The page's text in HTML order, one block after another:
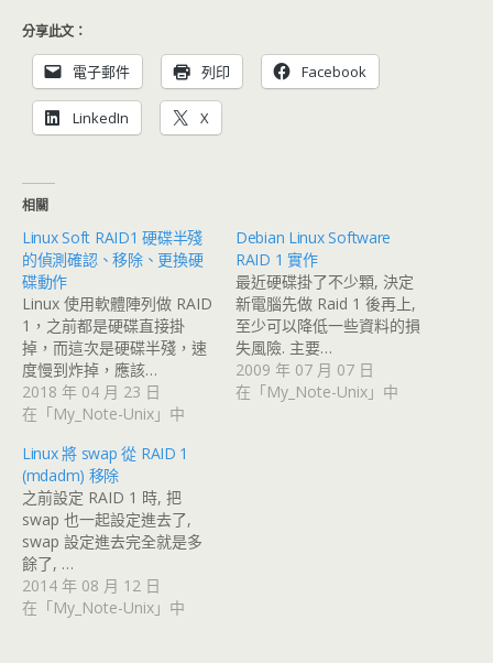
分享此文：
電子郵件 列印 Facebook
LinkedIn X
相關
Linux Soft RAID1 硬碟半殘
的偵測確認、移除、更換硬
碟動作
Linux 使用軟體陣列做 RAID
1，之前都是硬碟直接掛
掉，而這次是硬碟半殘，速
度慢到炸掉，應該…
2018 年 04 月 23 日
在「My_Note-Unix」中
Debian Linux Software
RAID 1 實作
最近硬碟掛了不少顆, 決定
新電腦先做 Raid 1 後再上,
至少可以降低一些資料的損
失風險. 主要…
2009 年 07 月 07 日
在「My_Note-Unix」中
Linux 將 swap 從 RAID 1
(mdadm) 移除
之前設定 RAID 1 時, 把
swap 也一起設定進去了,
swap 設定進去完全就是多
餘了, …
2014 年 08 月 12 日
在「My_Note-Unix」中